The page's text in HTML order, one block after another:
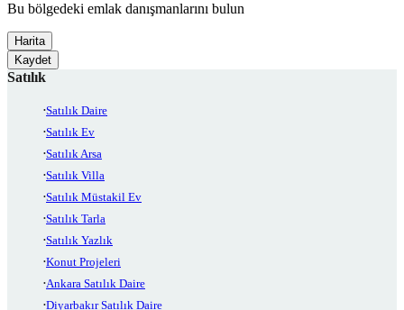
Bu bölgedeki emlak danışmanlarını bulun
Harita
Kaydet
Satılık
Satılık Daire
Satılık Ev
Satılık Arsa
Satılık Villa
Satılık Müstakil Ev
Satılık Tarla
Satılık Yazlık
Konut Projeleri
Ankara Satılık Daire
Diyarbakır Satılık Daire